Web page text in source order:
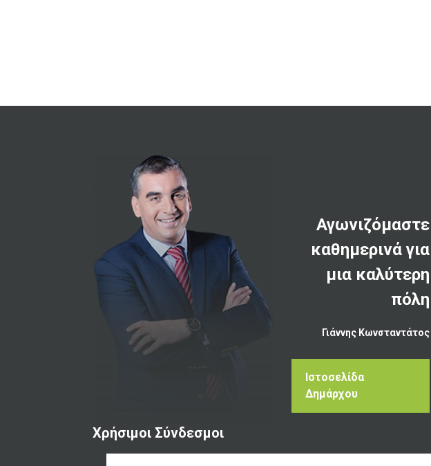
Αγωνιζόμαστε
καθημερινά για
μια καλύτερη
πόλη
Γιάννης Κωνσταντάτος
Ιστοσελίδα
Δημάρχου
Χρήσιμοι Σύνδεσμοι